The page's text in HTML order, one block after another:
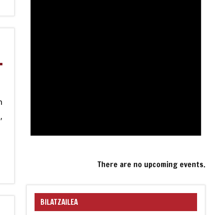
There are no upcoming events.
BILATZAILEA